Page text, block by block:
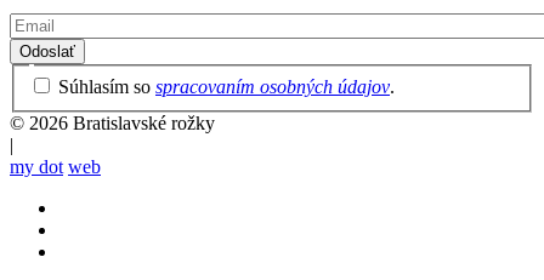
Email
Privacy
Policy
Súhlasím so spracovaním osobných údajov.
© 2026 Bratislavské rožky
|
my dot web